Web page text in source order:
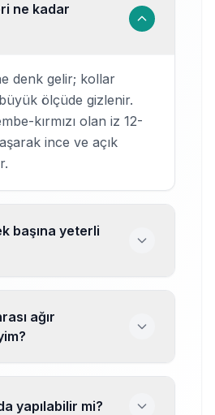
ne kadar
denk gelir; kollar
ölçüde gizlenir.
kırmızı olan iz 12-
ince ve açık
başına yeterli
ağır
yapılabilir mi?